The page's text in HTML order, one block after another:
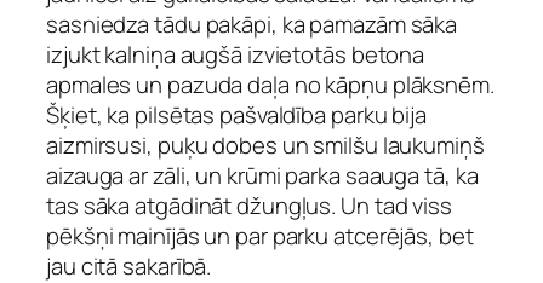
sasniedza tādu pakāpi, ka pamazām sāka
izjukt kalniņa augšā izvietotās betona
apmales un pazuda daļa no kāpņu plāksnēm.
Šķiet, ka pilsētas pašvaldība parku bija
aizmirsusi, puķu dobes un smilšu laukumiņš
aizauga ar zāli, un krūmi parka saauga tā, ka
tas sāka atgādināt džungļus. Un tad viss
pēkšņi mainījās un par parku atcerējās, bet
jau citā sakarībā.